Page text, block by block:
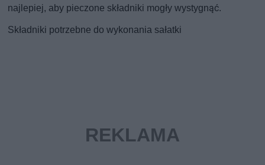
najlepiej, aby pieczone składniki mogły wystygnąć.
Składniki potrzebne do wykonania sałatki